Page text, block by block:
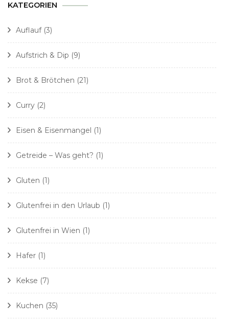
KATEGORIEN
Auflauf(3)
Aufstrich & Dip (9)
Brot & Brötchen (21)
Curry (2)
Eisen & Eisenmangel (1)
Getreide – Was geht? (1)
Gluten (1)
Glutenfrei in den Urlaub (1)
Glutenfrei in Wien (1)
Hafer (1)
Kekse (7)
Kuchen (35)